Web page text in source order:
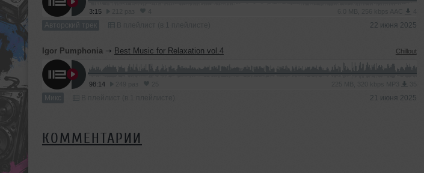
3:15
Авторский трек 22 июня 2025
Igor Pumphonia ➝ Best Music for Relaxation vol.4 Chillout
98:14
Микс 21 июня 2025
КОММЕНТАРИИ